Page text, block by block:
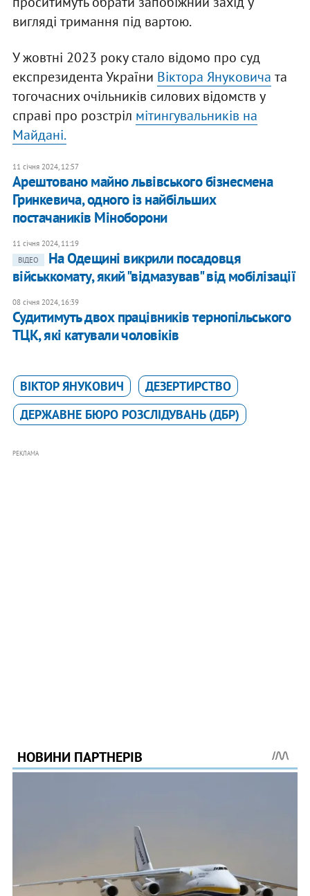
вигляді тримання під вартою.
У жовтні 2023 року стало відомо про суд
експрезидента України Віктора Януковича та
тогочасних очільників силових відомств у
справі про розстріл мітингувальників на
Майдані.
11 січня 2024, 12:57
Арештовано майно львівського бізнесмена
Гринкевича, одного із найбільших
постачаників Міноборони
11 січня 2024, 11:19
ВІДЕО
На Одещині викрили посадовця
військкомату, який "відмазував" від мобілізації
08 січня 2024, 16:39
Судитимуть двох працівників тернопільського
ТЦК, які катували чоловіків
ВІКТОР ЯНУКОВИЧ
ДЕЗЕРТИРСТВО
ДЕРЖАВНЕ БЮРО РОЗСЛІДУВАНЬ (ДБР)
РЕКЛАМА